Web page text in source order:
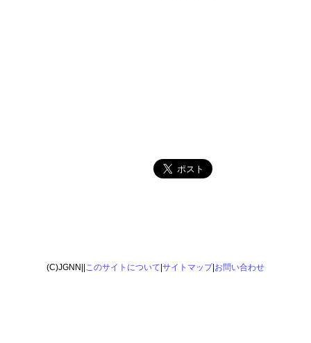
(C)JGNN|| このサイトについて サイトマップ| お問い合わせ